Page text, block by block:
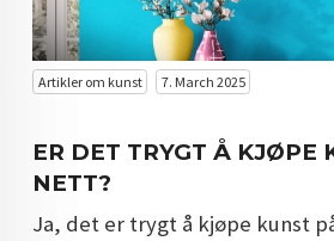
KUNSTSTILER
FARGETEORI
POP ART
FARGERIK KUNST
Artikler om kunst 7. March 2025
ER DET TRYGT Å KJØPE
NETT?
Ja, det er trygt å kjøpe kunst